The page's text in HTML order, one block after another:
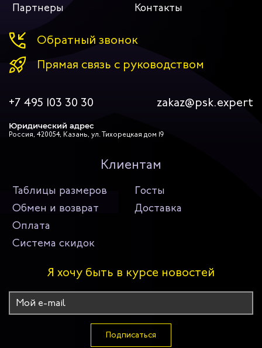
Партнеры
Контакты
Обратный звонок
Прямая связь с руководством
+7 495 103 30 30 zakaz@psk.expert
Юридический адрес
Россия, 420054, Казань, ул. Тихорецкая дом 19
Клиентам
Таблицы размеров
Госты
Обмен и возврат
Доставка
Оплата
Система скидок
Я хочу быть в курсе новостей
Подписаться